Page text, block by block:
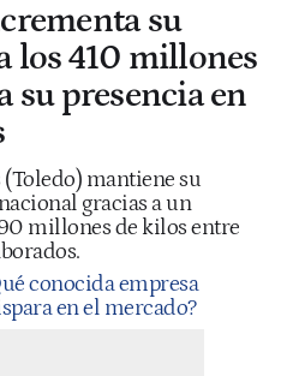
su
los 410 millones
su presencia en
(Toledo) mantiene su
gracias a un
millones de kilos entre
conocida empresa
en el mercado?